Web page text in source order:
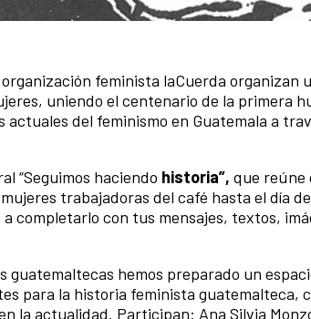
feminista laCuerda organizan
uniendo el centenario de la primera
del feminismo en Guatemala a
“Seguimos haciendo historia”, que reúne
trabajadoras del café hasta el día
completarlo con tus mensajes, textos,
hemos preparado un
para la historia feminista guatemalteca,
la actualidad. Participan: Ana Silvia